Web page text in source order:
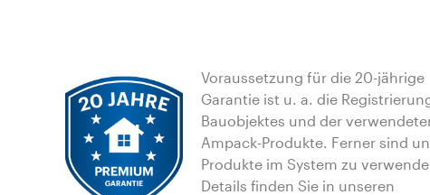
Voraussetzung für die 20-jährige
Garantie ist u. a. die
Bauobjektes und der
Ampack-Produkte. Ferner sind
Produkte im System zu
Details finden Sie in unseren